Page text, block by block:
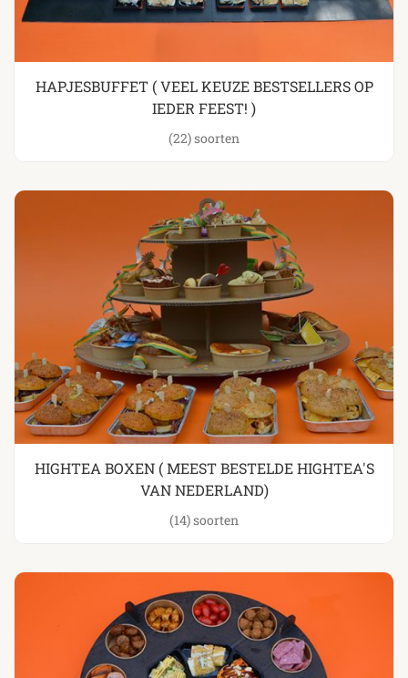
HAPJESBUFFET ( VEEL KEUZE BESTSELLERS OP
IEDER FEEST! )
(22)
HIGHTEA BOXEN ( MEEST BESTELDE HIGHTEA'S
VAN NEDERLAND)
(14)